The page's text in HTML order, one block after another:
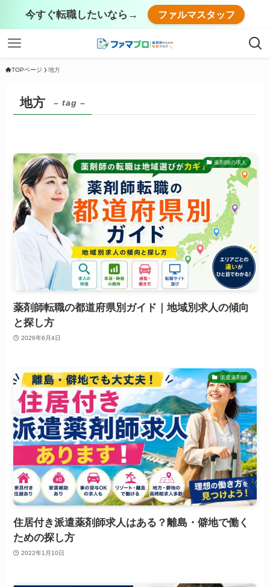
今すぐ転職したいなら→ ファルマスタッフ
TOPページ 地方
地方 – tag –
薬剤師の求人
薬剤師転職の都道府県別ガイド｜地域別求人の傾向
と探し方
2026年6月4日
派遣薬剤師
住居付き派遣薬剤師求人はある？離島・僻地で働く
ための探し方
2022年1月10日